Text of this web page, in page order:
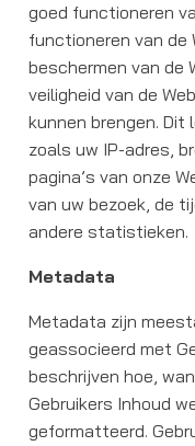
goed functioneren
functioneren van de
beschermen van de
veiligheid van de
kunnen brengen.
zoals uw IP-adres,
pagina’s van onze
van uw bezoek, de
andere statistieken.
Metadata
Metadata zijn
geassocieerd met
beschrijven hoe,
Gebruikers Inhoud
geformatteerd.